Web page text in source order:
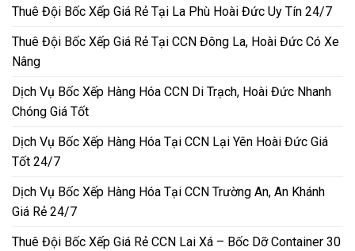
Thuê Đội Bốc Xếp Giá Rẻ Tại La Phù Hoài Đức Uy Tín 24/7
Thuê Đội Bốc Xếp Giá Rẻ Tại CCN Đông La, Hoài Đức Có Xe
Nâng
Dịch Vụ Bốc Xếp Hàng Hóa CCN Di Trạch, Hoài Đức Nhanh
Chóng Giá Tốt
Dịch Vụ Bốc Xếp Hàng Hóa Tại CCN Lại Yên Hoài Đức Giá
Tốt 24/7
Dịch Vụ Bốc Xếp Hàng Hóa Tại CCN Trường An, An Khánh
Giá Rẻ 24/7
Thuê Đội Bốc Xếp Giá Rẻ CCN Lai Xá – Bốc Dỡ Container 30